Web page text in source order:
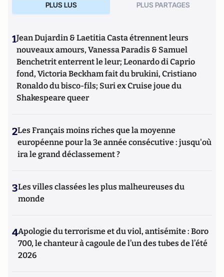
PLUS LUS PLUS PARTAGES
1Jean Dujardin & Laetitia Casta étrennent leurs
nouveaux amours, Vanessa Paradis & Samuel
Benchetrit enterrent le leur; Leonardo di Caprio
fond, Victoria Beckham fait du brukini, Cristiano
Ronaldo du bisco-fils; Suri ex Cruise joue du
Shakespeare queer
2Les Français moins riches que la moyenne
européenne pour la 3e année consécutive : jusqu'où
ira le grand déclassement ?
3Les villes classées les plus malheureuses du
monde
4Apologie du terrorisme et du viol, antisémite : Boro
700, le chanteur à cagoule de l’un des tubes de l’été
2026